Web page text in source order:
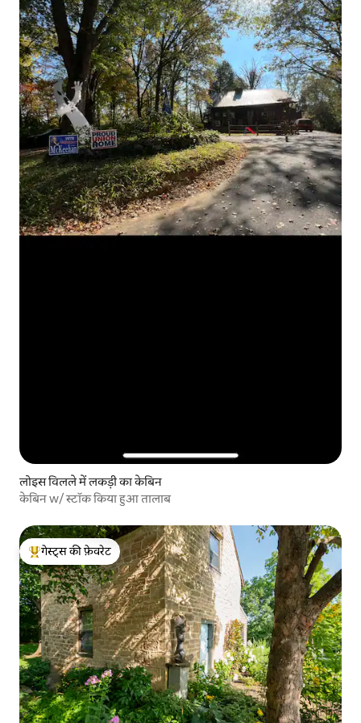
लोइस विलले में लकड़ी का केबिन
केबिन w/ स्टॉक किया हुआ तालाब
गेस्ट्स का टॉप फ़ेवरेट
गेस्ट्स की फ़ेवरेट